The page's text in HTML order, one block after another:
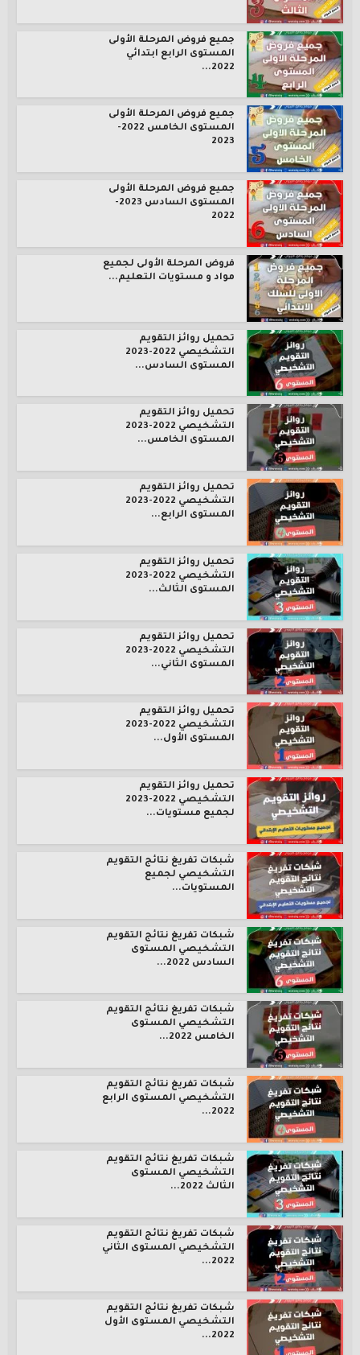
جميع فروض المرحلة الأولى
المستوى الرابع ابتدائي
2022...
جميع فروض المرحلة الأولى
المستوى الخامس 2022-
2023
جميع فروض المرحلة الأولى
المستوى السادس 2023-
2022
فروض المرحلة الأولى لجميع
مواد و مستويات التعليم...
تحميل روائز التقويم
التشخيصي 2022-2023
المستوى السادس...
تحميل روائز التقويم
التشخيصي 2022-2023
المستوى الخامس...
تحميل روائز التقويم
التشخيصي 2022-2023
المستوى الرابع...
تحميل روائز التقويم
التشخيصي 2022-2023
المستوى الثالث...
تحميل روائز التقويم
التشخيصي 2022-2023
المستوى الثاني...
تحميل روائز التقويم
التشخيصي 2022-2023
المستوى الأول...
تحميل روائز التقويم
التشخيصي 2022-2023
لجميع مستويات...
شبكات تفريغ نتائج التقويم
التشخيصي لجميع
المستويات...
شبكات تفريغ نتائج التقويم
التشخيصي المستوى
السادس 2022...
شبكات تفريغ نتائج التقويم
التشخيصي المستوى
الخامس 2022...
شبكات تفريغ نتائج التقويم
التشخيصي المستوى الرابع
2022...
شبكات تفريغ نتائج التقويم
التشخيصي المستوى
الثالث 2022...
شبكات تفريغ نتائج التقويم
التشخيصي المستوى الثاني
2022...
شبكات تفريغ نتائج التقويم
التشخيصي المستوى الأول
2022...